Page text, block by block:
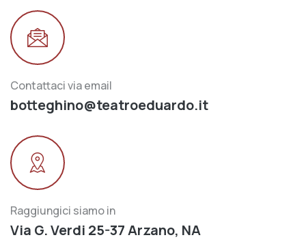
Contattaci via email
botteghino@teatroeduardo.it
Raggiungici siamo in
Via G. Verdi 25-37 Arzano, NA